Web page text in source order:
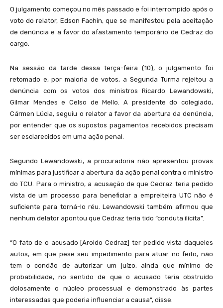
O julgamento começou no mês passado e foi interrompido após o
voto do relator, Edson Fachin, que se manifestou pela aceitação
de denúncia e a favor do afastamento temporário de Cedraz do
cargo.
Na sessão da tarde dessa terça-feira (10), o julgamento foi
retomado e, por maioria de votos, a Segunda Turma rejeitou a
denúncia com os votos dos ministros Ricardo Lewandowski,
Gilmar Mendes e Celso de Mello. A presidente do colegiado,
Cármen Lúcia, seguiu o relator a favor da abertura da denúncia,
por entender que os supostos pagamentos recebidos precisam
ser esclarecidos em uma ação penal.
Segundo Lewandowski, a procuradoria não apresentou provas
mínimas para justificar a abertura da ação penal contra o ministro
do TCU. Para o ministro, a acusação de que Cedraz teria pedido
vista de um processo para beneficiar a empreiteira UTC não é
suficiente para torná-lo réu. Lewandowski também afirmou que
nenhum delator apontou que Cedraz teria tido “conduta ilícita”.
“O fato de o acusado [Aroldo Cedraz] ter pedido vista daqueles
autos, em que pese seu impedimento para atuar no feito, não
tem o condão de autorizar um juízo, ainda que mínimo de
probabilidade, no sentido de que o acusado teria obstruído
dolosamente o núcleo processual e demonstrado às partes
interessadas que poderia influenciar a causa”, disse.